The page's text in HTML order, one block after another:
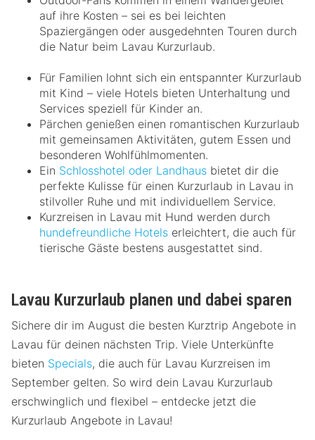
auf ihre Kosten – sei es bei leichten
Spaziergängen oder ausgedehnten Touren durch
die Natur beim Lavau Kurzurlaub.
Für Familien lohnt sich ein entspannter Kurzurlaub
mit Kind – viele Hotels bieten Unterhaltung und
Services speziell für Kinder an.
Pärchen genießen einen romantischen Kurzurlaub
mit gemeinsamen Aktivitäten, gutem Essen und
besonderen Wohlfühlmomenten.
Ein Schlosshotel oder Landhaus bietet dir die
perfekte Kulisse für einen Kurzurlaub in Lavau in
stilvoller Ruhe und mit individuellem Service.
Kurzreisen in Lavau mit Hund werden durch
hundefreundliche Hotels erleichtert, die auch für
tierische Gäste bestens ausgestattet sind.
Lavau Kurzurlaub planen und dabei sparen
Sichere dir im August die besten Kurztrip Angebote in
Lavau für deinen nächsten Trip. Viele Unterkünfte
bieten Specials, die auch für Lavau Kurzreisen im
September gelten. So wird dein Lavau Kurzurlaub
erschwinglich und flexibel – entdecke jetzt die
Kurzurlaub Angebote in Lavau!